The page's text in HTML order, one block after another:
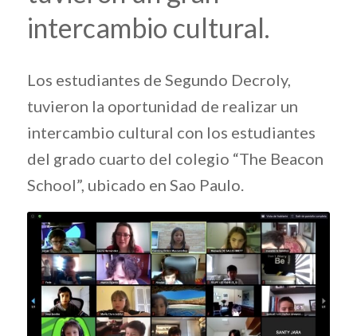
intercambio cultural.
Los estudiantes de Segundo Decroly,
tuvieron la oportunidad de realizar un
intercambio cultural con los estudiantes
del grado cuarto del colegio “The Beacon
School”, ubicado en Sao Paulo.